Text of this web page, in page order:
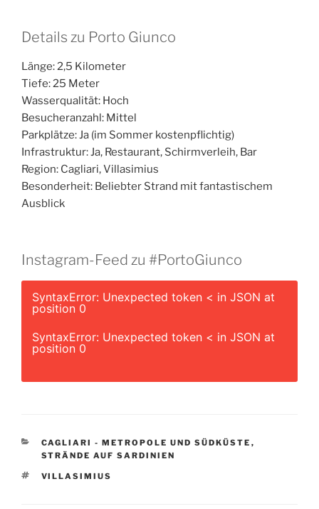
Details zu Porto Giunco
Länge: 2,5 Kilometer
Tiefe: 25 Meter
Wasserqualität: Hoch
Besucheranzahl: Mittel
Parkplätze: Ja (im Sommer kostenpflichtig)
Infrastruktur: Ja, Restaurant, Schirmverleih, Bar
Region: Cagliari, Villasimius
Besonderheit: Beliebter Strand mit fantastischem
Ausblick
Instagram-Feed zu #PortoGiunco
SyntaxError: Unexpected token < in JSON at
position 0
SyntaxError: Unexpected token < in JSON at
position 0
KATEGORIEN
CAGLIARI - METROPOLE UND SÜDKÜSTE ,
STRÄNDE AUF SARDINIEN
SCHLAGWÖRTER
VILLASIMIUS